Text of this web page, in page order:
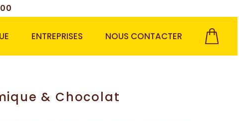
ENTREPRISES NOUS CONTACTER
& Chocolat